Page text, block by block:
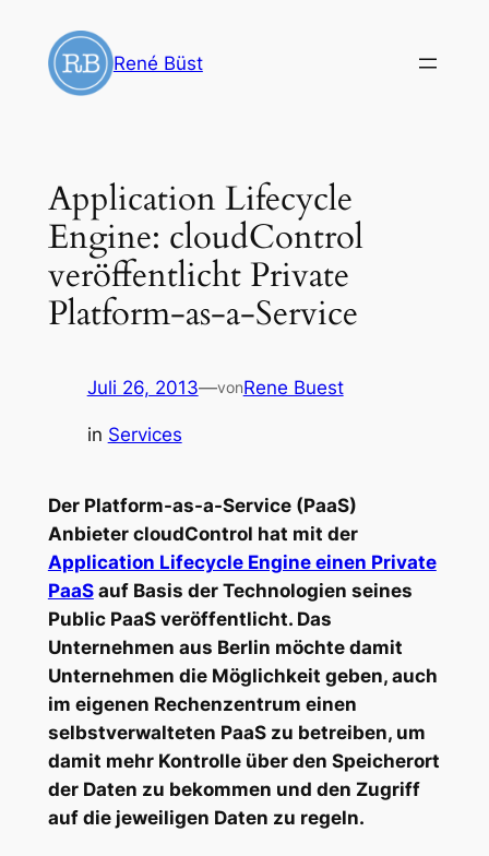
Inhalt
springen
René Büst
Application Lifecycle
Engine: cloudControl
veröffentlicht Private
Platform-as-a-Service
Juli 26, 2013—vonRene Buest
in Services
Der Platform-as-a-Service (PaaS)
Anbieter cloudControl hat mit der
Application Lifecycle Engine einen Private
PaaSauf Basis der Technologien seines
Public PaaS veröffentlicht. Das
Unternehmen aus Berlin möchte damit
Unternehmen die Möglichkeit geben, auch
im eigenen Rechenzentrum einen
selbstverwalteten PaaS zu betreiben, um
damit mehr Kontrolle über den Speicherort
der Daten zu bekommen und den Zugriff
auf die jeweiligen Daten zu regeln.